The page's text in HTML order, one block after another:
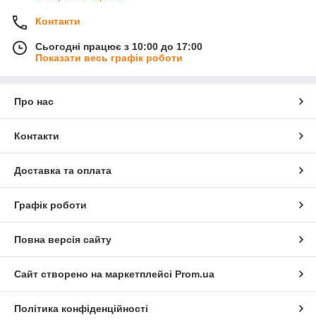
Контакти
Сьогодні працює з 10:00 до 17:00
Показати весь графік роботи
Про нас
Контакти
Доставка та оплата
Графік роботи
Повна версія сайту
Сайт створено на маркетплейсі Prom.ua
Політика конфіденційності